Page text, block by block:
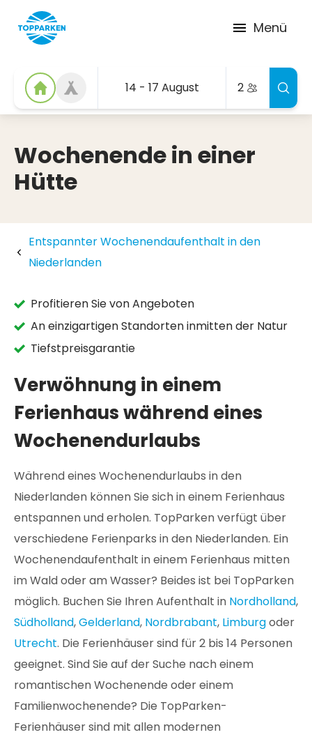
Menü
14 - 17 August 2
Wochenende in einer
Hütte
Entspannter Wochenendaufenthalt in den
Niederlanden
Profitieren Sie von Angeboten
An einzigartigen Standorten inmitten der Natur
Tiefstpreisgarantie
Verwöhnung in einem
Ferienhaus während eines
Wochenendurlaubs
Während eines Wochenendurlaubs in den
Niederlanden können Sie sich in einem Ferienhaus
entspannen und erholen. TopParken verfügt über
verschiedene Ferienparks in den Niederlanden. Ein
Wochenendaufenthalt in einem Ferienhaus mitten
im Wald oder am Wasser? Beides ist bei TopParken
möglich. Buchen Sie Ihren Aufenthalt in Nordholland,
Südholland,Gelderland, Nordbrabant, Limburgoder
Utrecht. Die Ferienhäuser sind für 2 bis 14 Personen
geeignet. Sind Sie auf der Suche nach einem
romantischen Wochenende oder einem
Familienwochenende? Die TopParken-
Ferienhäuser sind mit allen modernen